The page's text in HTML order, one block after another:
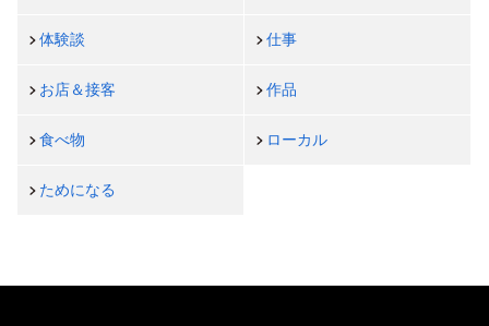
体験談 仕事
お店＆接客 作品
食べ物 ローカル
ためになる